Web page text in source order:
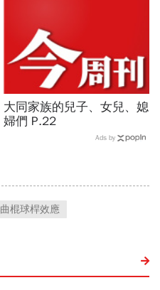
大同家族的兒子、女兒、媳
婦們 P.22
Ads by
曲棍球桿效應